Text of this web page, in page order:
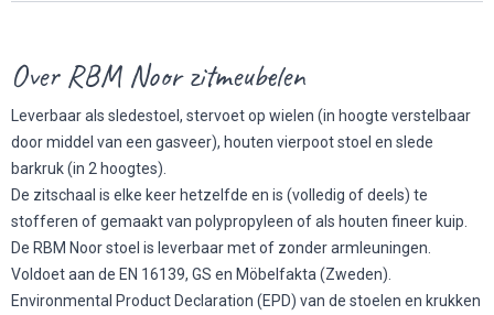
Over RBM Noor zitmeubelen
Leverbaar als sledestoel, stervoet op wielen (in hoogte verstelbaar
door middel van een gasveer), houten vierpoot stoel en slede
barkruk (in 2 hoogtes).
De zitschaal is elke keer hetzelfde en is (volledig of deels) te
stofferen of gemaakt van polypropyleen of als houten fineer kuip.
De RBM Noor stoel is leverbaar met of zonder armleuningen.
Voldoet aan de EN 16139, GS en Möbelfakta (Zweden).
Environmental Product Declaration (EPD) van de stoelen en krukken